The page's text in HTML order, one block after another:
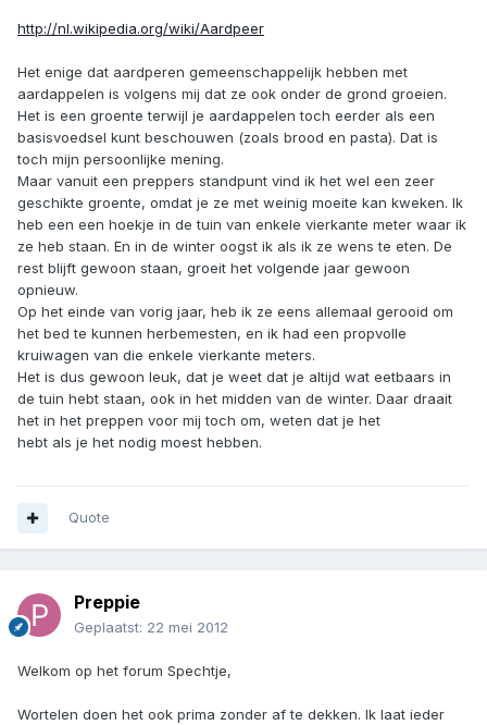
http://nl.wikipedia.org/wiki/Aardpeer
Het enige dat aardperen gemeenschappelijk hebben met
aardappelen is volgens mij dat ze ook onder de grond groeien.
Het is een groente terwijl je aardappelen toch eerder als een
basisvoedsel kunt beschouwen (zoals brood en pasta). Dat is
toch mijn persoonlijke mening.
Maar vanuit een preppers standpunt vind ik het wel een zeer
geschikte groente, omdat je ze met weinig moeite kan kweken. Ik
heb een een hoekje in de tuin van enkele vierkante meter waar ik
ze heb staan. En in de winter oogst ik als ik ze wens te eten. De
rest blijft gewoon staan, groeit het volgende jaar gewoon
opnieuw.
Op het einde van vorig jaar, heb ik ze eens allemaal gerooid om
het bed te kunnen herbemesten, en ik had een propvolle
kruiwagen van die enkele vierkante meters.
Het is dus gewoon leuk, dat je weet dat je altijd wat eetbaars in
de tuin hebt staan, ook in het midden van de winter. Daar draait
het in het preppen voor mij toch om, weten dat je het
hebt als je het nodig moest hebben.
Quote
Preppie
Geplaatst: 22 mei 2012
Welkom op het forum Spechtje,
Wortelen doen het ook prima zonder af te dekken. Ik laat ieder